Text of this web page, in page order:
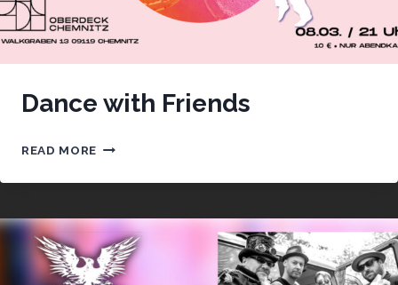
Dance with Friends
READ MORE DANCE
FRIENDS